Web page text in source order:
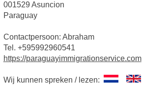
001529 Asuncion
Paraguay
Contactpersoon: Abraham
Tel. +595992960541
https://paraguayimmigrationservice.com
Wij kunnen spreken / lezen: